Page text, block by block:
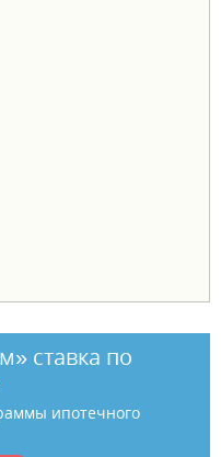
ставка по
ипотечного